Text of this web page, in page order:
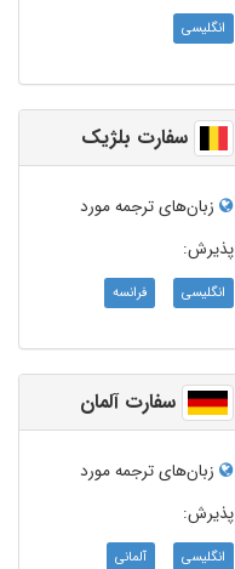
انگلیسی
سفارت بلژیک
زبان‌های ترجمه مورد
پذیرش:
انگلیسی فرانسه
سفارت آلمان
زبان‌های ترجمه مورد
پذیرش:
انگلیسی آلمانی